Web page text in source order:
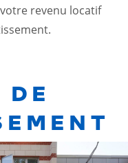
revenu locatif